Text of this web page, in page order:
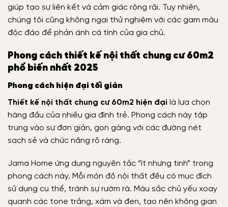
giúp tạo sự liên kết và cảm giác rộng rãi. Tuy nhiên,
chúng tôi cũng không ngại thử nghiệm với các gam màu
độc đáo để phản ánh cá tính của gia chủ.
Phong cách thiết kế nội thất chung cư 60m2
phổ biến nhất 2025
Phong cách hiện đại tối giản
Thiết kế nội thất chung cư 60m2 hiện đại là lựa chọn
hàng đầu của nhiều gia đình trẻ. Phong cách này tập
trung vào sự đơn giản, gọn gàng với các đường nét
sạch sẻ và chức năng rõ ràng.
Jama Home ứng dụng nguyên tắc “ít nhưng tinh” trong
phong cách này. Mỗi món đồ nội thất đều có mục đích
sử dụng cụ thể, tránh sự rườm rà. Màu sắc chủ yếu xoay
quanh các tone trắng, xám và đen, tạo nên không gian